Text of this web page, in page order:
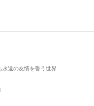
永遠の友情を誓う世界